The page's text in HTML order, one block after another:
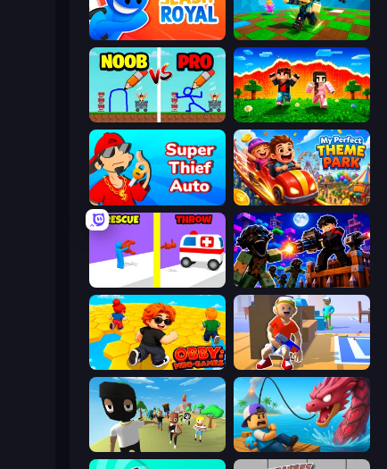
Slash Royal Robby: Many Games
DOP Noob: Draw to Save The Lava Tsunami
Super Thief Auto My Perfect Theme Park
Rescue Throw Base Obby: Zombie Defense
Obby: Mini-Games Blaster Pranks
Fish It Now